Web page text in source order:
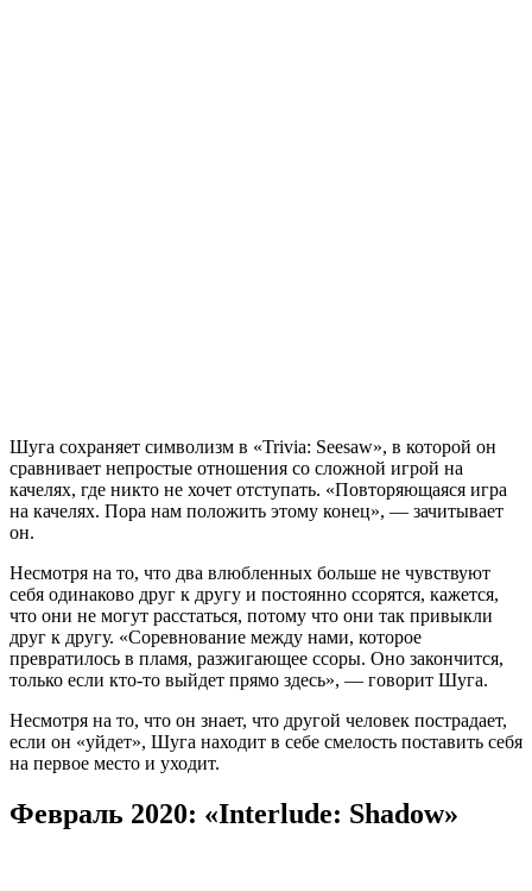
Шуга сохраняет символизм в «Trivia: Seesaw», в которой он
сравнивает непростые отношения со сложной игрой на
качелях, где никто не хочет отступать. «Повторяющаяся игра
на качелях. Пора нам положить этому конец», — зачитывает
он.
Несмотря на то, что два влюбленных больше не чувствуют
себя одинаково друг к другу и постоянно ссорятся, кажется,
что они не могут расстаться, потому что они так привыкли
друг к другу. «Соревнование между нами, которое
превратилось в пламя, разжигающее ссоры. Оно закончится,
только если кто-то выйдет прямо здесь», — говорит Шуга.
Несмотря на то, что он знает, что другой человек пострадает,
если он «уйдет», Шуга находит в себе смелость поставить себя
на первое место и уходит.
Февраль 2020: «Interlude: Shadow»